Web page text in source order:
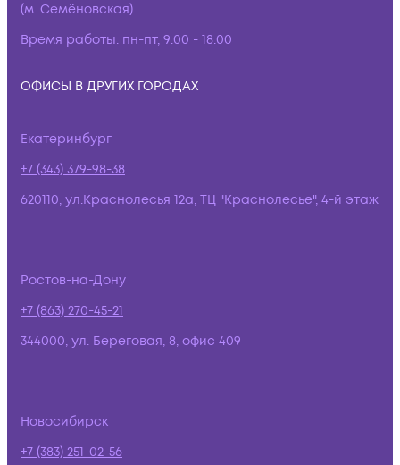
(м. Семёновская)
Время работы: пн-пт, 9:00 - 18:00
ОФИСЫ В ДРУГИХ ГОРОДАХ
Екатеринбург
+7 (343) 379-98-38
620110, ул.Краснолесья 12а, ТЦ "Краснолесье", 4-й этаж
Ростов-на-Дону
+7 (863) 270-45-21
344000, ул. Береговая, 8, офис 409
Новосибирск
+7 (383) 251-02-56